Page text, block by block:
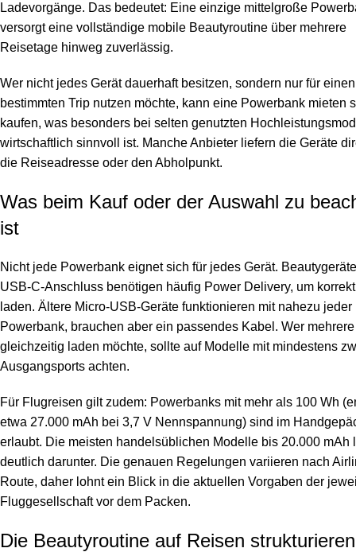
Ladevorgänge. Das bedeutet: Eine einzige mittelgroße
versorgt eine vollständige mobile Beautyroutine über mehrere
Reisetage hinweg zuverlässig.
Wer nicht jedes Gerät dauerhaft besitzen, sondern nur für einen
bestimmten Trip nutzen möchte, kann eine Powerbank mieten
kaufen, was besonders bei selten genutzten
wirtschaftlich sinnvoll ist. Manche Anbieter liefern die Geräte
die Reiseadresse oder den Abholpunkt.
Was beim Kauf oder der Auswahl zu
ist
Nicht jede Powerbank eignet sich für jedes Gerät.
USB-C-Anschluss benötigen häufig Power Delivery, um
laden. Ältere Micro-USB-Geräte funktionieren mit nahezu jeder
Powerbank, brauchen aber ein passendes Kabel. Wer
gleichzeitig laden möchte, sollte auf Modelle mit mindestens
Ausgangsports achten.
Für Flugreisen gilt zudem: Powerbanks mit mehr als 100 Wh
etwa 27.000 mAh bei 3,7 V Nennspannung) sind im
erlaubt. Die meisten handelsüblichen Modelle bis 20.000 mAh
deutlich darunter. Die genauen Regelungen variieren nach
Route, daher lohnt ein Blick in die aktuellen Vorgaben der
Fluggesellschaft vor dem Packen.
Die Beautyroutine auf Reisen strukturieren